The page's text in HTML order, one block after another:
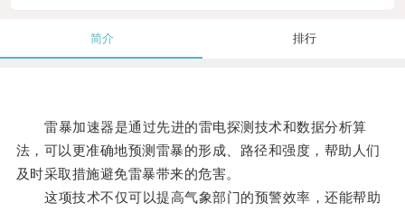
简介 排行
雷暴加速器是通过先进的雷电探测技术和数据分析算
法，可以更准确地预测雷暴的形成、路径和强度，帮助人们
及时采取措施避免雷暴带来的危害。
这项技术不仅可以提高气象部门的预警效率，还能帮助